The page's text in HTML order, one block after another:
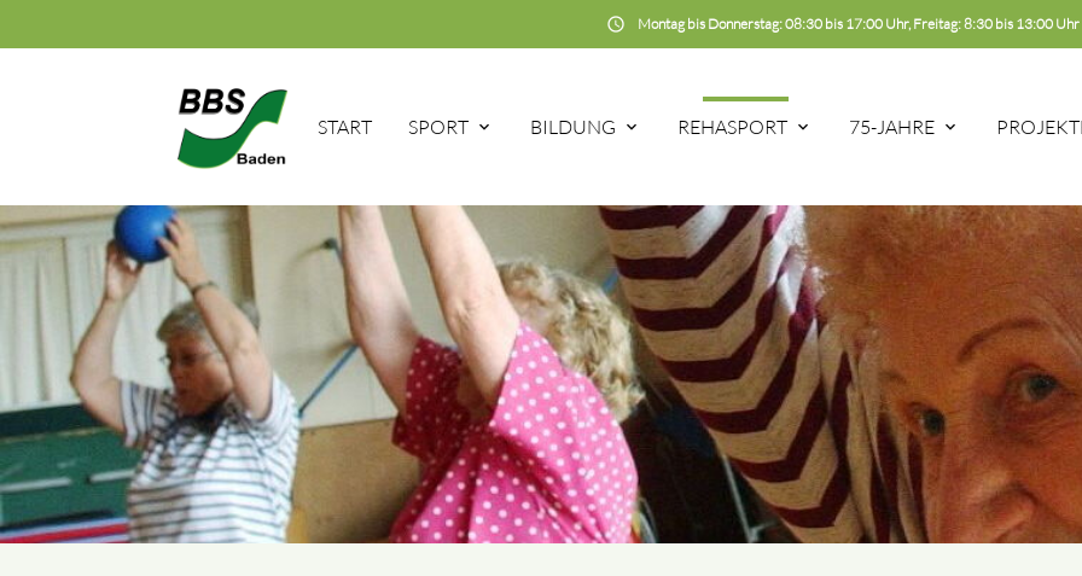
schedule Montag bis Donnerstag: 08:30 bis 17:00 Uhr, Freitag: 8:30 bis 13:00 Uhr
START SPORT BILDUNG REHASPORT 75-JAHRE